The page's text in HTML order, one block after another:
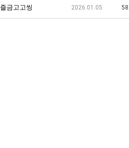
즐금고고씽 2026.01.05 58